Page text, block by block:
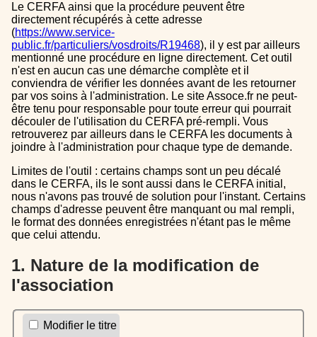
Le CERFA ainsi que la procédure peuvent être
directement récupérés à cette adresse
(https://www.service-
public.fr/particuliers/vosdroits/R19468), il y est par ailleurs
mentionné une procédure en ligne directement. Cet outil
n'est en aucun cas une démarche complète et il
conviendra de vérifier les données avant de les retourner
par vos soins à l'administration. Le site Assoce.fr ne peut-
être tenu pour responsable pour toute erreur qui pourrait
découler de l'utilisation du CERFA pré-rempli. Vous
retrouverez par ailleurs dans le CERFA les documents à
joindre à l'administration pour chaque type de demande.
Limites de l'outil : certains champs sont un peu décalé
dans le CERFA, ils le sont aussi dans le CERFA initial,
nous n'avons pas trouvé de solution pour l'instant. Certains
champs d'adresse peuvent être manquant ou mal rempli,
le format des données enregistrées n'étant pas le même
que celui attendu.
1. Nature de la modification de
l'association
Modifier le titre